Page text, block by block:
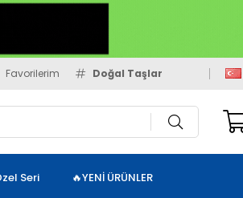
Favorilerim Doğal Taşlar
Seri 🔥YENİ ÜRÜNLER